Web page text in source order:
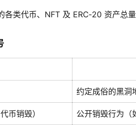
类代币、NFT 及 ERC‑20 资产总
约定成俗的黑洞
币销毁） 公开销毁行为（